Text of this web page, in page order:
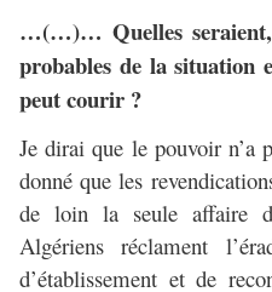
…(…)… Quelles seraient,
probables de la situation
peut courir ?
Je dirai que le pouvoir n’a
donné que les
de loin la seule affaire
Algériens réclament
d’établissement et de